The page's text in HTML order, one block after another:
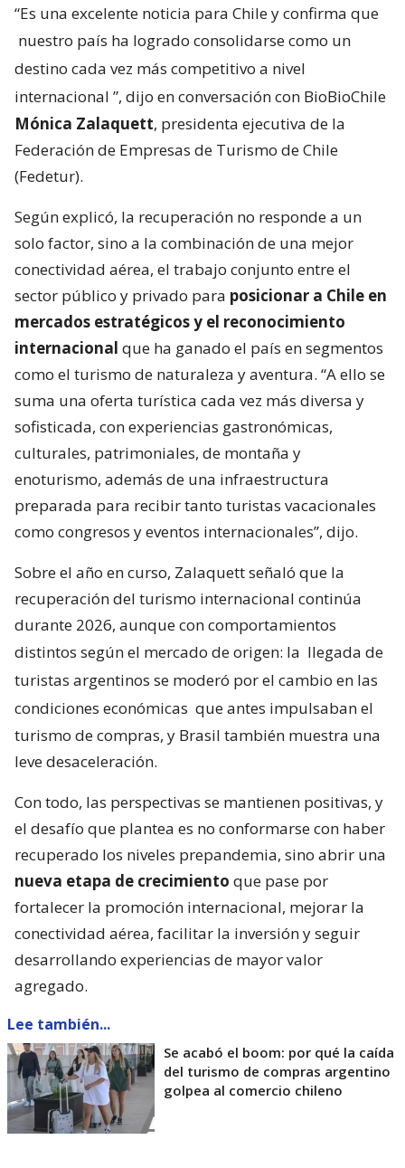
“Es una excelente noticia para Chile y confirma que
nuestro país ha logrado consolidarse como un
destino cada vez más competitivo a nivel
internacional ”, dijo en conversación con BioBioChile
Mónica Zalaquett, presidenta ejecutiva de la
Federación de Empresas de Turismo de Chile
(Fedetur).
Según explicó, la recuperación no responde a un
solo factor, sino a la combinación de una mejor
conectividad aérea, el trabajo conjunto entre el
sector público y privado para posicionar a Chile en
mercados estratégicos y el reconocimiento
internacional que ha ganado el país en segmentos
como el turismo de naturaleza y aventura. “A ello se
suma una oferta turística cada vez más diversa y
sofisticada, con experiencias gastronómicas,
culturales, patrimoniales, de montaña y
enoturismo, además de una infraestructura
preparada para recibir tanto turistas vacacionales
como congresos y eventos internacionales”, dijo.
Sobre el año en curso, Zalaquett señaló que la
recuperación del turismo internacional continúa
durante 2026, aunque con comportamientos
distintos según el mercado de origen: la llegada de
turistas argentinos se moderó por el cambio en las
condiciones económicas que antes impulsaban el
turismo de compras, y Brasil también muestra una
leve desaceleración.
Con todo, las perspectivas se mantienen positivas, y
el desafío que plantea es no conformarse con haber
recuperado los niveles prepandemia, sino abrir una
nueva etapa de crecimiento que pase por
fortalecer la promoción internacional, mejorar la
conectividad aérea, facilitar la inversión y seguir
desarrollando experiencias de mayor valor
agregado.
Lee también...
Se acabó el boom: por qué la caída
del turismo de compras argentino
golpea al comercio chileno